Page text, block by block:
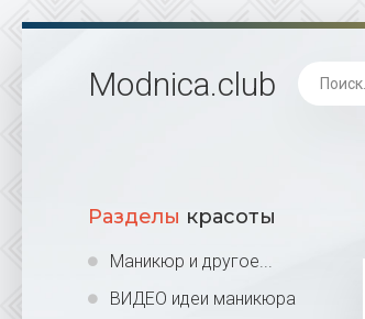
Modnica.club
Разделы красоты
Маникюр и другое...
ВИДЕО идеи маникюра